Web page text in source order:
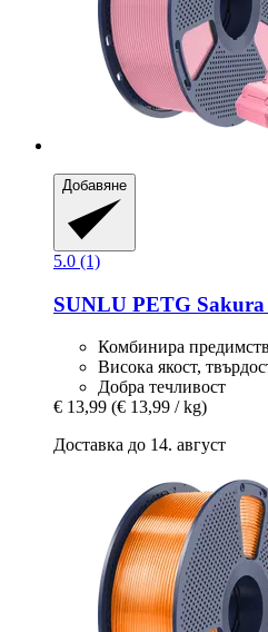
Добавяне
5.0 (1)
SUNLU PETG Sakura
Комбинира
Висока якост,
Добра течливост
€ 13,99 (€ 13,99 / kg)
Доставка до 14. август